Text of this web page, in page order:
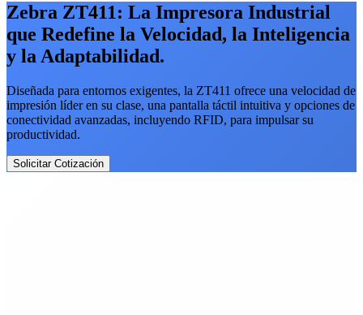
Zebra ZT411: La Impresora Industrial
que Redefine la Velocidad, la Inteligencia
y la Adaptabilidad.
Diseñada para entornos exigentes, la ZT411 ofrece una velocidad de
impresión líder en su clase, una pantalla táctil intuitiva y opciones de
conectividad avanzadas, incluyendo RFID, para impulsar su
productividad.
Solicitar Cotización